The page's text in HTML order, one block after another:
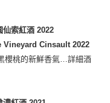
仙索紅酒 2022
Vineyard Cinsault 2022
櫻桃的新鮮香氣…詳細酒